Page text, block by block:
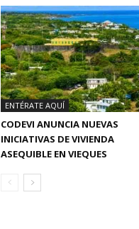
ENTÉRATE AQUÍ
CODEVI ANUNCIA NUEVAS
INICIATIVAS DE VIVIENDA
ASEQUIBLE EN VIEQUES